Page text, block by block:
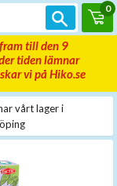
0
till den 9
tiden lämnar
vi på Hiko.se
vårt lager i